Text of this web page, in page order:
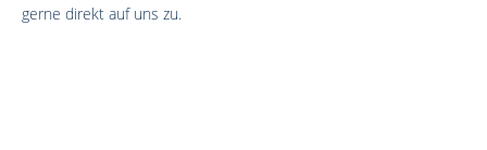
gerne direkt auf uns zu.